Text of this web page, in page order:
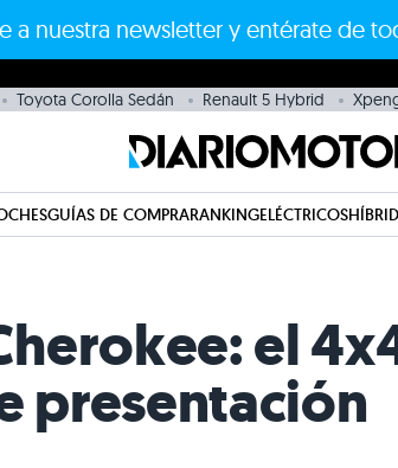
a nuestra newsletter y entérate de
Toyota Corolla Sedán Renault 5 Hybrid
GUÍAS DE COMPRARANKINGELÉCTRICOS
el
presentación